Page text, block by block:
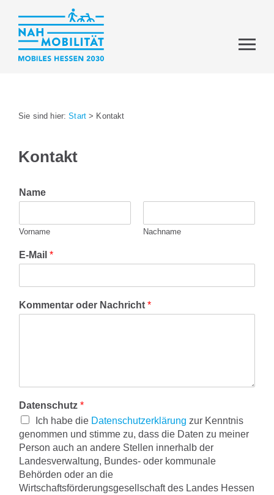
Sie sind hier:Start > Kontakt
Kontakt
Name
Vorname Nachname
E-Mail *
Kommentar oder Nachricht *
Datenschutz *
Ich habe die Datenschutzerklärung zur Kenntnis
genommen und stimme zu, dass die Daten zu meiner
Person auch an andere Stellen innerhalb der
Landesverwaltung, Bundes- oder kommunale
Behörden oder an die
Wirtschaftsförderungsgesellschaft des Landes Hessen